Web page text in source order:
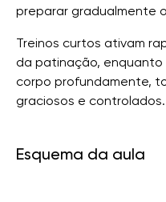
preparar gradualmente
Treinos curtos ativam
da patinação, enquanto
corpo profundamente,
graciosos e controlados.
Esquema da aula